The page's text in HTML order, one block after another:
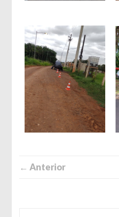
← Anterior